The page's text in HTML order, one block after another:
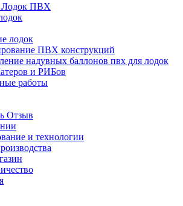
ПВХ
лодок
ПВХ конструкций
надувных баллонов пвх для лодок
и РИБов
работы
Отзыв
и технологии